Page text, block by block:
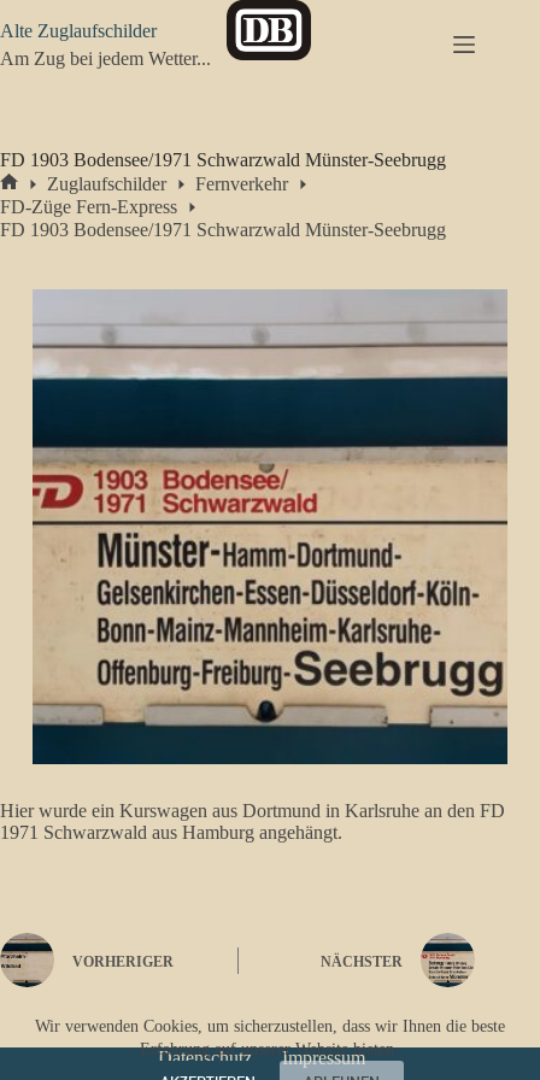
Inhalt
springen
Wir verwenden Cookies, um sicherzustellen, dass wir Ihnen die beste
Erfahrung auf unserer Website bieten.
Alte Zuglaufschilder
Am Zug bei jedem Wetter...
FD 1903 Bodensee/1971 Schwarzwald Münster-Seebrugg
Start
Zuglaufschilder
Fernverkehr
FD-Züge Fern-Express
FD 1903 Bodensee/1971 Schwarzwald Münster-Seebrugg
Hier wurde ein Kurswagen aus Dortmund in Karlsruhe an den FD
1971 Schwarzwald aus Hamburg angehängt.
VORHERIGER NÄCHSTER
Datenschutz Impressum